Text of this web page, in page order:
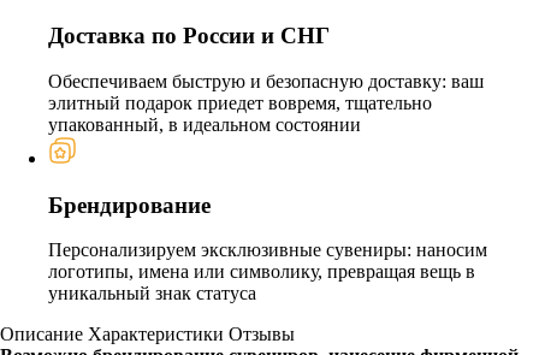
Доставка по России и СНГ
Обеспечиваем быструю и безопасную доставку: ваш
элитный подарок приедет вовремя, тщательно
упакованный, в идеальном состоянии
Брендирование
Персонализируем эксклюзивные сувениры: наносим
логотипы, имена или символику, превращая вещь в
уникальный знак статуса
Описание Характеристики Отзывы